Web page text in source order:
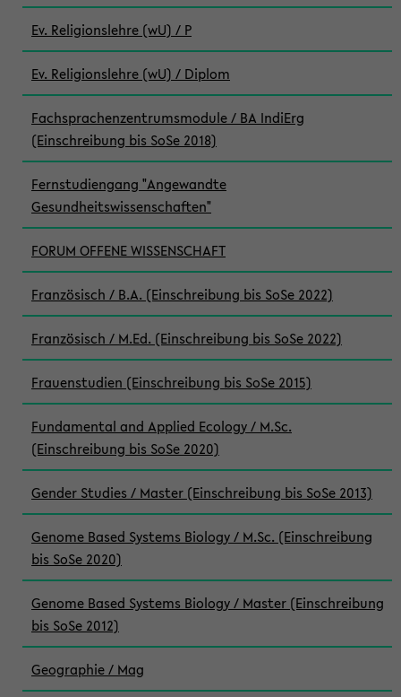
Ev. Religionslehre (wU) / P
Ev. Religionslehre (wU) / Diplom
Fachsprachenzentrumsmodule / BA IndiErg
(Einschreibung bis SoSe 2018)
Fernstudiengang "Angewandte
Gesundheitswissenschaften"
FORUM OFFENE WISSENSCHAFT
Französisch / B.A. (Einschreibung bis SoSe 2022)
Französisch / M.Ed. (Einschreibung bis SoSe 2022)
Frauenstudien (Einschreibung bis SoSe 2015)
Fundamental and Applied Ecology / M.Sc.
(Einschreibung bis SoSe 2020)
Gender Studies / Master (Einschreibung bis SoSe 2013)
Genome Based Systems Biology / M.Sc. (Einschreibung
bis SoSe 2020)
Genome Based Systems Biology / Master (Einschreibung
bis SoSe 2012)
Geographie / Mag